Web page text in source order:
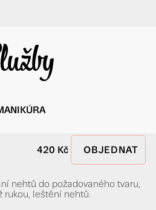
420 Kč OBJEDNAT
nehtů do požadovaného tvaru,
rukou, leštění nehtů.